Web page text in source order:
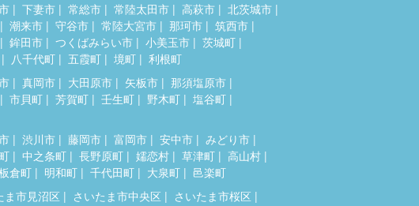
下妻市 常総市 常陸太田市 高萩市
北茨城市
潮来市 守谷市 常陸大宮市 那珂市
筑西市
鉾田市 つくばみらい市 小美玉市
茨城町
八千代町 五霞町 境町 利根町
真岡市 大田原市 矢板市
那須塩原市
市貝町 芳賀町 壬生町 野木町
塩谷町
渋川市 藤岡市 富岡市 安中市
みどり市
中之条町 長野原町 嬬恋村 草津町
高山村
倉町 明和町 千代田町 大泉町 邑楽町
ま市見沼区 さいたま市中央区
さいたま市桜区